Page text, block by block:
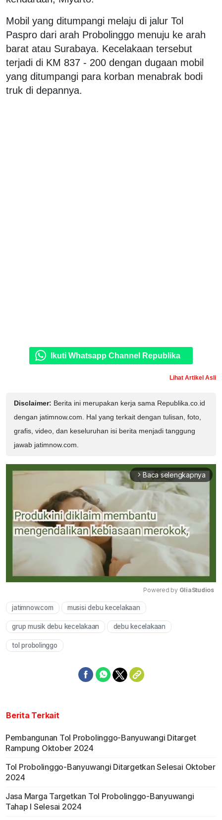
Mobil yang ditumpangi melaju di jalur Tol
Paspro dari arah Probolinggo menuju ke arah
barat atau Surabaya. Kecelakaan tersebut
terjadi di KM 837 - 200 dengan dugaan mobil
yang ditumpangi para korban menabrak bodi
truk di depannya.
Ikuti Whatsapp Channel Republika
Lihat Artikel Asli
Disclaimer: Berita ini merupakan kerja sama Republika.co.id
dengan jatimnow.com. Hal yang terkait dengan tulisan, foto,
grafis, video, dan keseluruhan isi berita menjadi tanggung
jawab jatimnow.com.
arrow_forward_ios Baca selengkapnya
Powered by GliaStudios
jatimnow.com musisi debu kecelakaan
grup musik debu kecelakaan debu kecelakaan
tol probolinggo
Berita Terkait
Pembangunan Tol Probolinggo-Banyuwangi Ditarget
Rampung Oktober 2024
Tol Probolinggo-Banyuwangi Ditargetkan Selesai Oktober
2024
Jasa Marga Targetkan Tol Probolinggo-Banyuwangi
Tahap I Selesai 2024